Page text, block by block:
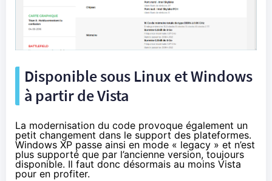
Disponible sous Linux et Windows
à partir de Vista
La modernisation du code provoque également un
petit changement dans le support des plateformes.
Windows XP passe ainsi en mode « legacy » et n’est
plus supporté que par l’ancienne version, toujours
disponible. Il faut donc désormais au moins Vista
pour en profiter.